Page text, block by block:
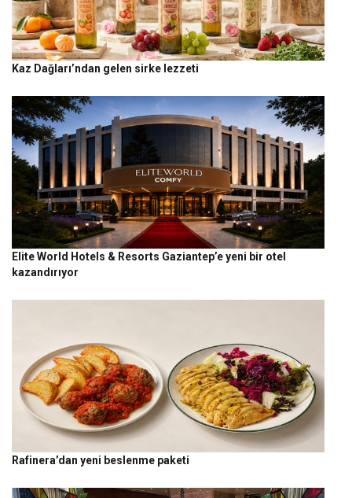
Kaz Dağları’ndan gelen sirke lezzeti
Elite World Hotels & Resorts Gaziantep’e yeni bir otel
kazandırıyor
Rafinera’dan yeni beslenme paketi